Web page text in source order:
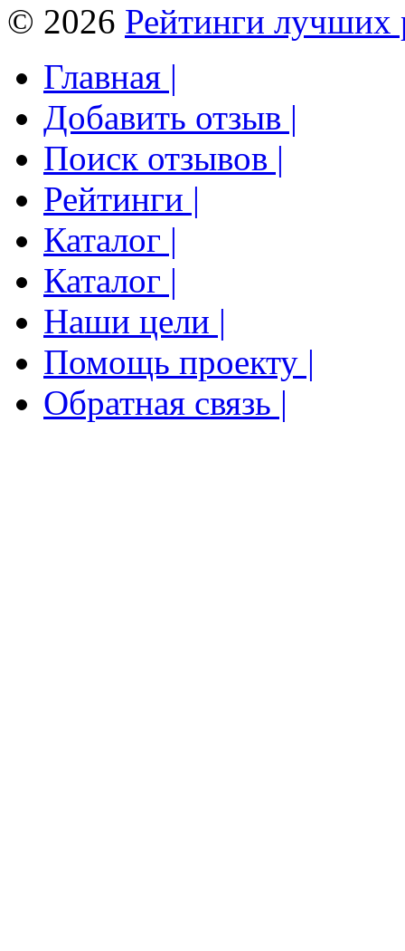
© 2026 Рейтинги лучших
Главная |
Добавить отзыв |
Поиск отзывов |
Рейтинги |
Каталог |
Каталог |
Наши цели |
Помощь проекту |
Обратная связь |